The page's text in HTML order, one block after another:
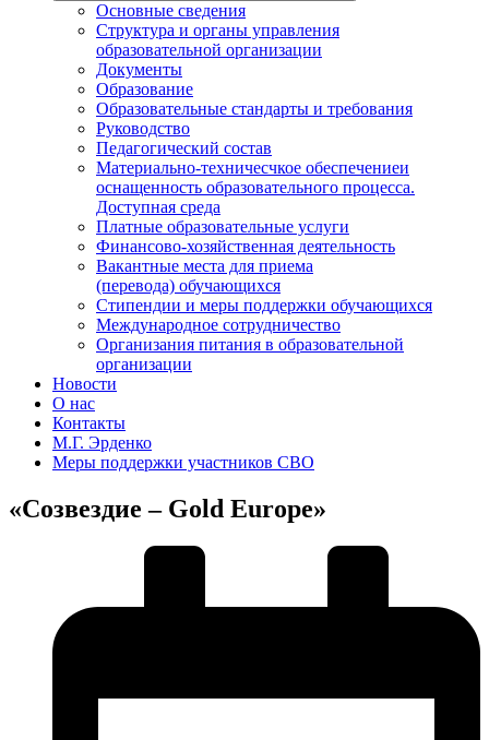
Основные сведения
Структура и органы управления
образовательной организации
Документы
Образование
Образовательные стандарты и требования
Руководство
Педагогический состав
Материально-техничесчкое обеспечениеи
оснащенность образовательного процесса.
Доступная среда
Платные образовательные услуги
Финансово-хозяйственная деятельность
Вакантные места для приема
(перевода) обучающихся
Стипендии и меры поддержки обучающихся
Международное сотрудничество
Организания питания в образовательной
организации
Новости
О нас
Контакты
М.Г. Эрденко
Меры поддержки участников СВО
«Созвездие – Gold Europe»